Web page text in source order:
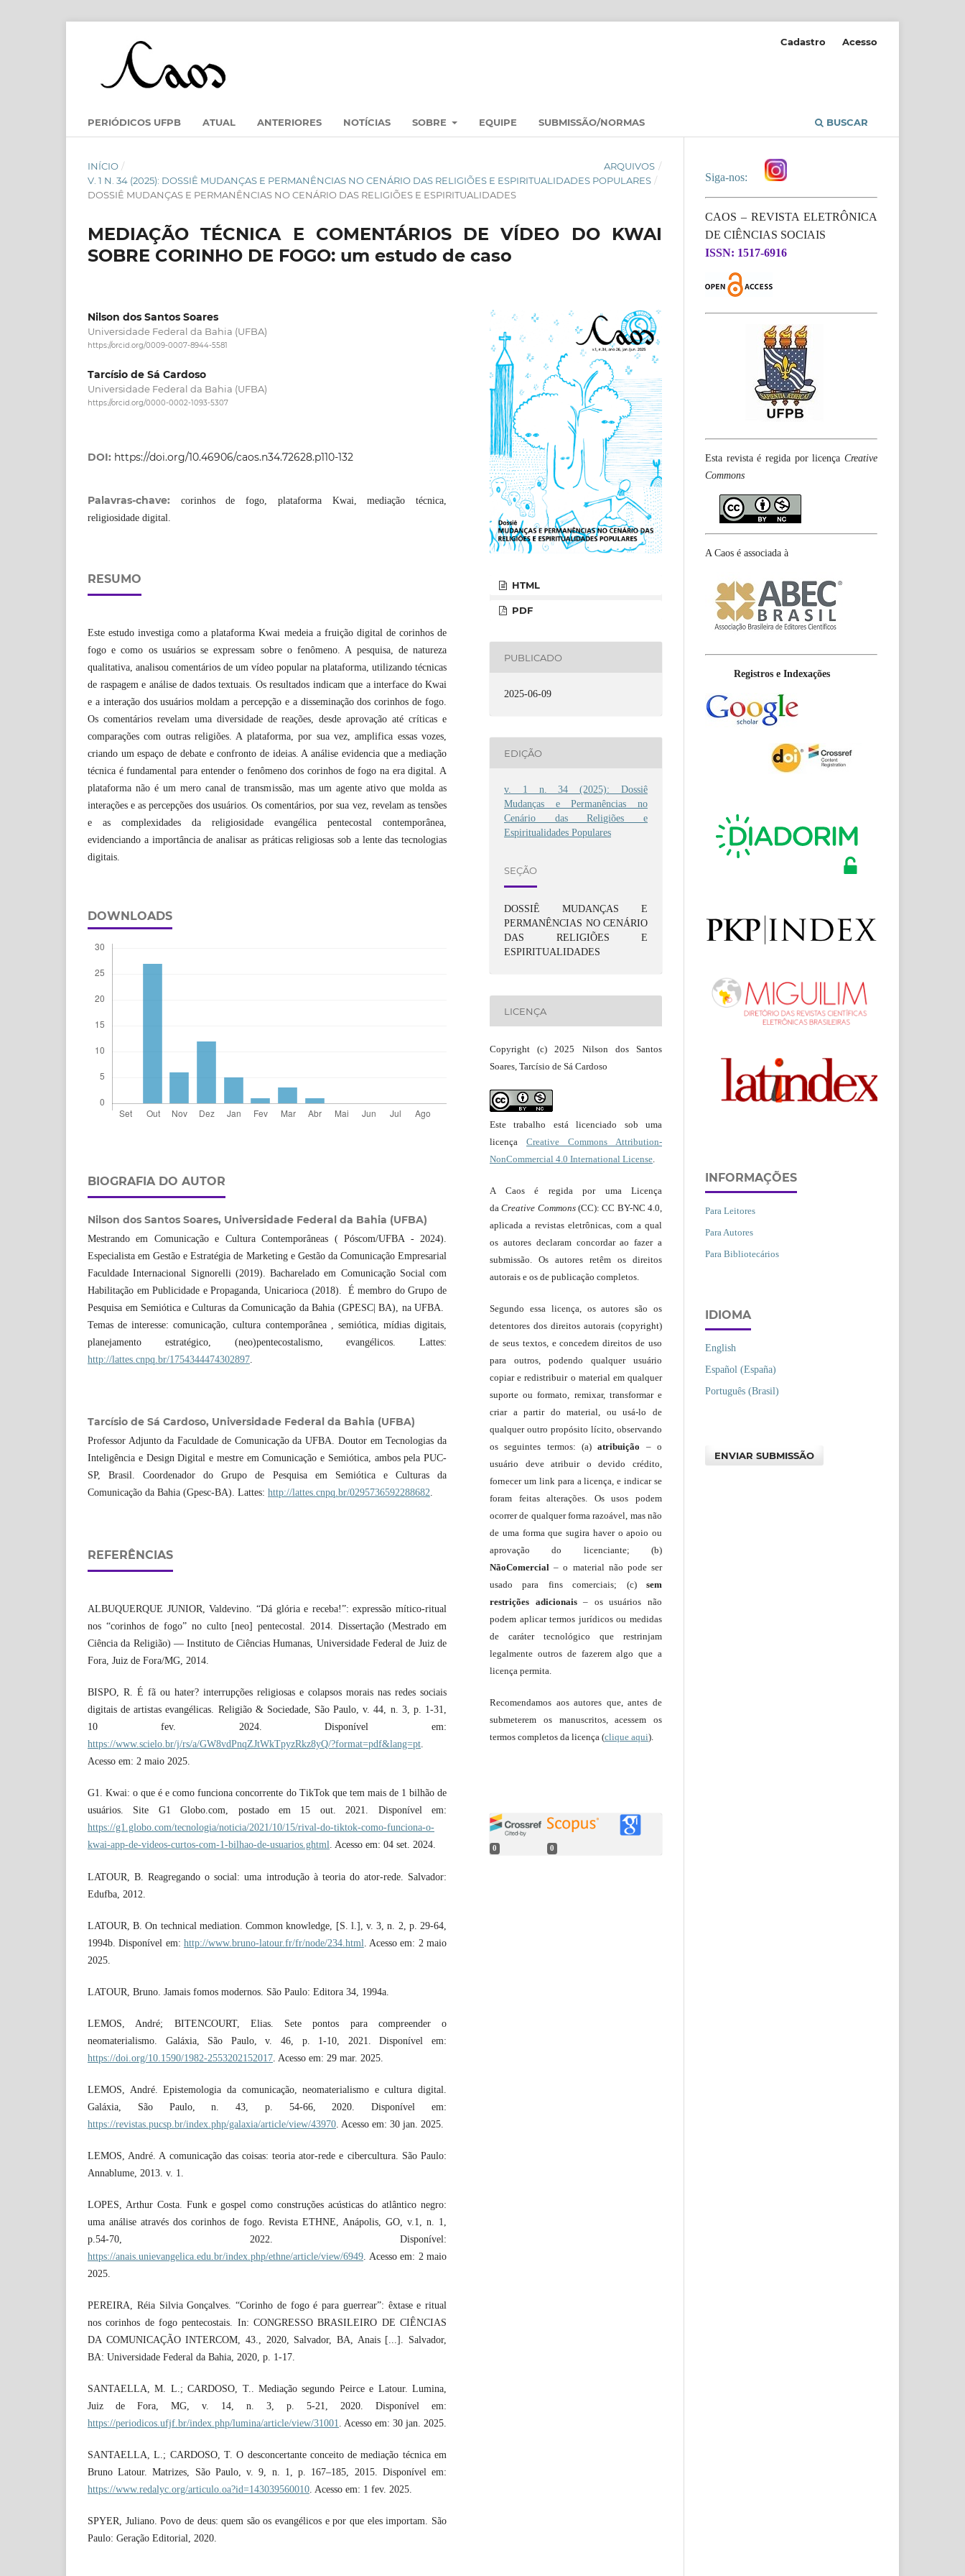
PERIÓDICOS UFPB ATUAL ANTERIORES NOTÍCIAS SOBRE EQUIPE SUBMISSÃO/NORMAS BUSCAR
Cadastro Acesso
INÍCIO / ARQUIVOS /
V. 1 N. 34 (2025): DOSSIÊ MUDANÇAS E PERMANÊNCIAS NO CENÁRIO DAS RELIGIÕES E ESPIRITUALIDADES POPULARES /
DOSSIÊ MUDANÇAS E PERMANÊNCIAS NO CENÁRIO DAS RELIGIÕES E ESPIRITUALIDADES
MEDIAÇÃO TÉCNICA E COMENTÁRIOS DE VÍDEO DO KWAI
SOBRE CORINHO DE FOGO: um estudo de caso
Nilson dos Santos Soares
Universidade Federal da Bahia (UFBA)
https://orcid.org/0009-0007-8944-5581
Tarcísio de Sá Cardoso
Universidade Federal da Bahia (UFBA)
https://orcid.org/0000-0002-1093-5307
DOI: https://doi.org/10.46906/caos.n34.72628.p110-132
Palavras-chave:
corinhos de fogo, plataforma Kwai, mediação técnica,
religiosidade digital.
RESUMO
Este estudo investiga como a plataforma Kwai medeia a fruição digital de corinhos de
fogo e como os usuários se expressam sobre o fenômeno. A pesquisa, de natureza
qualitativa, analisou comentários de um vídeo popular na plataforma, utilizando técnicas
de raspagem e análise de dados textuais. Os resultados indicam que a interface do Kwai
e a interação dos usuários moldam a percepção e a disseminação dos corinhos de fogo.
Os comentários revelam uma diversidade de reações, desde aprovação até críticas e
comparações com outras religiões. A plataforma, por sua vez, amplifica essas vozes,
criando um espaço de debate e confronto de ideias. A análise evidencia que a mediação
técnica é fundamental para entender o fenômeno dos corinhos de fogo na era digital. A
plataforma não é um mero canal de transmissão, mas um agente ativo que molda as
interações e as percepções dos usuários. Os comentários, por sua vez, revelam as tensões
e as complexidades da religiosidade evangélica pentecostal contemporânea,
evidenciando a importância de analisar as práticas religiosas sob a lente das tecnologias
digitais.
DOWNLOADS
BIOGRAFIA DO AUTOR
Nilson dos Santos Soares, Universidade Federal da Bahia (UFBA)
Mestrando em Comunicação e Cultura Contemporâneas ( Póscom/UFBA - 2024).
Especialista em Gestão e Estratégia de Marketing e Gestão da Comunicação Empresarial
Faculdade Internacional Signorelli (2019). Bacharelado em Comunicação Social com
Habilitação em Publicidade e Propaganda, Unicarioca (2018). É membro do Grupo de
Pesquisa em Semiótica e Culturas da Comunicação da Bahia (GPESC| BA), na UFBA.
Temas de interesse: comunicação, cultura contemporânea , semiótica, mídias digitais,
planejamento estratégico, (neo)pentecostalismo, evangélicos. Lattes:
http://lattes.cnpq.br/1754344474302897.
Tarcísio de Sá Cardoso, Universidade Federal da Bahia (UFBA)
Professor Adjunto da Faculdade de Comunicação da UFBA. Doutor em Tecnologias da
Inteligência e Design Digital e mestre em Comunicação e Semiótica, ambos pela PUC-
SP, Brasil. Coordenador do Grupo de Pesquisa em Semiótica e Culturas da
Comunicação da Bahia (Gpesc-BA). Lattes: http://lattes.cnpq.br/0295736592288682.
REFERÊNCIAS
ALBUQUERQUE JUNIOR, Valdevino. “Dá glória e receba!”: expressão mítico-ritual
nos “corinhos de fogo” no culto [neo] pentecostal. 2014. Dissertação (Mestrado em
Ciência da Religião) — Instituto de Ciências Humanas, Universidade Federal de Juiz de
Fora, Juiz de Fora/MG, 2014.
BISPO, R. É fã ou hater? interrupções religiosas e colapsos morais nas redes sociais
digitais de artistas evangélicas. Religião & Sociedade, São Paulo, v. 44, n. 3, p. 1-31,
10 fev. 2024. Disponível em:
https://www.scielo.br/j/rs/a/GW8vdPnqZJtWkTpyzRkz8yQ/?format=pdf&lang=pt.
Acesso em: 2 maio 2025.
G1. Kwai: o que é e como funciona concorrente do TikTok que tem mais de 1 bilhão de
usuários. Site G1 Globo.com, postado em 15 out. 2021. Disponível em:
https://g1.globo.com/tecnologia/noticia/2021/10/15/rival-do-tiktok-como-funciona-o-
kwai-app-de-videos-curtos-com-1-bilhao-de-usuarios.ghtml. Acesso em: 04 set. 2024.
LATOUR, B. Reagregando o social: uma introdução à teoria do ator-rede. Salvador:
Edufba, 2012.
LATOUR, B. On technical mediation. Common knowledge, [S. l.], v. 3, n. 2, p. 29-64,
1994b. Disponível em: http://www.bruno-latour.fr/fr/node/234.html . Acesso em: 2 maio
2025.
LATOUR, Bruno. Jamais fomos modernos. São Paulo: Editora 34, 1994a.
LEMOS, André; BITENCOURT, Elias. Sete pontos para compreender o
neomaterialismo. Galáxia, São Paulo, v. 46, p. 1-10, 2021. Disponível em:
https://doi.org/10.1590/1982-2553202152017 . Acesso em: 29 mar. 2025.
LEMOS, André. Epistemologia da comunicação, neomaterialismo e cultura digital.
Galáxia, São Paulo, n. 43, p. 54-66, 2020. Disponível em:
https://revistas.pucsp.br/index.php/galaxia/article/view/43970 . Acesso em: 30 jan. 2025.
LEMOS, André. A comunicação das coisas: teoria ator-rede e cibercultura. São Paulo:
Annablume, 2013. v. 1.
LOPES, Arthur Costa. Funk e gospel como construções acústicas do atlântico negro:
uma análise através dos corinhos de fogo. Revista ETHNE, Anápolis, GO, v.1, n. 1,
p.54-70, 2022. Disponível:
https://anais.unievangelica.edu.br/index.php/ethne/article/view/6949 . Acesso em: 2 maio
2025.
PEREIRA, Réia Silvia Gonçalves. “Corinho de fogo é para guerrear”: êxtase e ritual
nos corinhos de fogo pentecostais. In: CONGRESSO BRASILEIRO DE CIÊNCIAS
DA COMUNICAÇÃO INTERCOM, 43., 2020, Salvador, BA, Anais [...]. Salvador,
BA: Universidade Federal da Bahia, 2020, p. 1-17.
SANTAELLA, M. L.; CARDOSO, T.. Mediação segundo Peirce e Latour. Lumina,
Juiz de Fora, MG, v. 14, n. 3, p. 5-21, 2020. Disponível em:
https://periodicos.ufjf.br/index.php/lumina/article/view/31001
. Acesso em: 30 jan. 2025.
SANTAELLA, L.; CARDOSO, T. O desconcertante conceito de mediação técnica em
Bruno Latour. Matrizes, São Paulo, v. 9, n. 1, p. 167–185, 2015. Disponível em:
https://www.redalyc.org/articulo.oa?id=143039560010 . Acesso em: 1 fev. 2025.
SPYER, Juliano. Povo de deus: quem são os evangélicos e por que eles importam. São
Paulo: Geração Editorial, 2020.
HTML
PDF
PUBLICADO
2025-06-09
EDIÇÃO
v. 1 n. 34 (2025): Dossiê
Mudanças e Permanências no
Cenário das Religiões e
Espiritualidades Populares
SEÇÃO
DOSSIÊ MUDANÇAS E
PERMANÊNCIAS NO CENÁRIO
DAS RELIGIÕES E
ESPIRITUALIDADES
LICENÇA
Copyright (c) 2025 Nilson dos Santos
Soares, Tarcísio de Sá Cardoso
Este trabalho está licenciado sob uma
licença Creative Commons Attribution-
NonCommercial 4.0 International License.
A Caos é regida por uma Licença
daCreative Commons(CC): CC BY-NC 4.0,
aplicada a revistas eletrônicas, com a qual
os autores declaram concordar ao fazer a
submissão. Os autores retêm os direitos
autorais e os de publicação completos.
Segundo essa licença, os autores são os
detentores dos direitos autorais (copyright)
de seus textos, e concedem direitos de uso
para outros, podendo qualquer usuário
copiar e redistribuir o material em qualquer
suporte ou formato, remixar, transformar e
criar a partir do material, ou usá-lo de
qualquer outro propósito lícito, observando
os seguintes termos: (a)atribuição – o
usuário deve atribuir o devido crédito,
fornecer um link para a licença, e indicar se
foram feitas alterações. Os usos podem
ocorrer de qualquer forma razoável, mas não
de uma forma que sugira haver o apoio ou
aprovação do licenciante; (b)
NãoComercial – o material não pode ser
usado para fins comerciais; (c) sem
restrições adicionais– os usuários não
podem aplicar termos jurídicos ou medidas
de caráter tecnológico que restrinjam
legalmente outros de fazerem algo que a
licença permita.
Recomendamos aos autores que, antes de
submeterem os manuscritos, acessem os
termos completos da licença (clique aqui).
0 0
Siga-nos:
CAOS – REVISTA ELETRÔNICA
DE CIÊNCIAS SOCIAIS
ISSN: 1517-6916
Esta revista é regida por licença Creative
Commons
A Caos é associada à
Registros e Indexações
INFORMAÇÕES
Para Leitores
Para Autores
Para Bibliotecários
IDIOMA
English
Español (España)
Português (Brasil)
ENVIAR SUBMISSÃO